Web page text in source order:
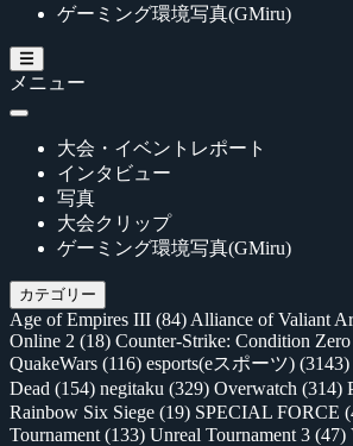
ゲーミング環境写真(GMiru)
メニュー
大会・イベントレポート
インタビュー
写真
大会クリップ
ゲーミング環境写真(GMiru)
カテゴリー
Age of Empires III (84) Alliance of Valiant
Online 2 (18) Counter-Strike: Condition Zero
QuakeWars (116) esports(eスポーツ) (3143)
Dead (154) negitaku (329) Overwatch (314)
Rainbow Six Siege (19) SPECIAL FORCE
Tournament (133) Unreal Tournament 3 (47)